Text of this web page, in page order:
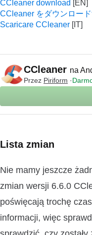
CCleaner download
CCleaner をダウンロー
Scaricare CCleaner
CCleaner na
Przez Piriform
Lista zmian
Nie mamy jeszcze
zmian wersji 6.6.0
poświęcają trochę
informacji, więc